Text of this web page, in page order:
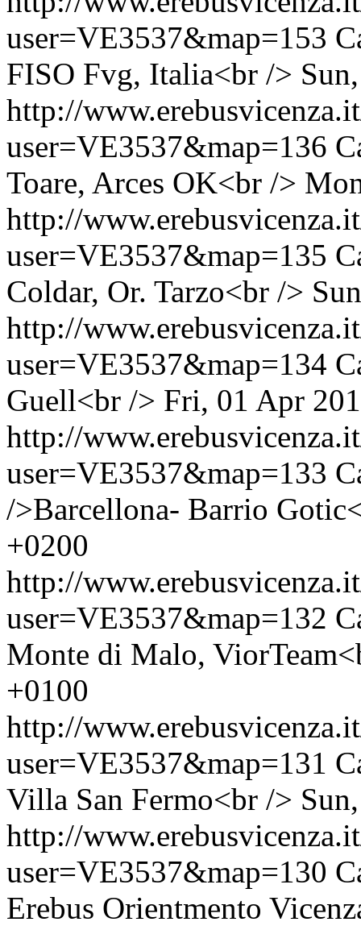
user=VE3537&map=153
FISO Fvg, Italia<br />
http://
user=VE3537&map=136
Toare, Arces OK<br />
http://
user=VE3537&map=135
Coldar, Or. Tarzo<br />
http://
user=VE3537&map=134
Guell<br /> Fri, 01 Apr
http://
user=VE3537&map=133
/>Barcellona- Barrio
+0200
http://
user=VE3537&map=132
Monte di Malo,
+0100
http://
user=VE3537&map=131
Villa San Fermo<br />
http://
user=VE3537&map=130
Erebus Orientmento